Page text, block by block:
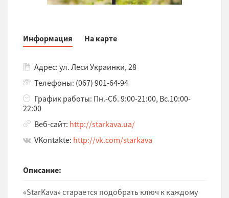
Информация На карте
Адрес: ул. Леси Украинки, 28
Телефоны: (067) 901-64-94
График работы: Пн.-Сб. 9:00-21:00, Вс.10:00-
22:00
Веб-сайт: http://starkava.ua/
VKontakte: http://vk.com/starkava
Описание:
«StarKava» старается подобрать ключ к каждому